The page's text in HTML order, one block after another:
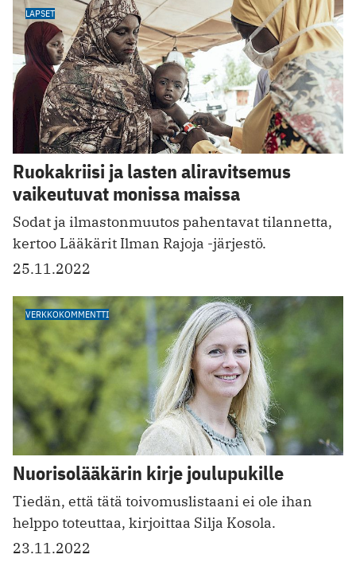
LAPSET
Ruokakriisi ja lasten aliravitsemus
vaikeutuvat monissa maissa
Sodat ja ilmastonmuutos pahentavat tilannetta,
kertoo Lääkärit Ilman Rajoja -järjestö.
25.11.2022
VERKKOKOMMENTTI
Nuorisolääkärin kirje joulupukille
Tiedän, että tätä toivomuslistaani ei ole ihan
helppo toteuttaa, kirjoittaa Silja Kosola.
23.11.2022